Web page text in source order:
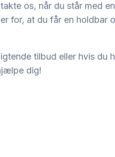
os, når du står med
for, at du får en holdbar
tilbud eller hvis du
dig!